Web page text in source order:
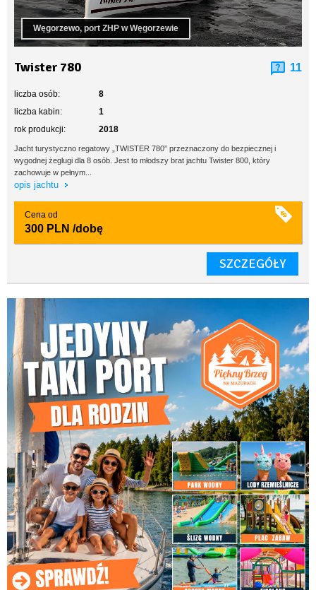
Węgorzewo, port ZHP w Węgorzewie
Twister 780 11
liczba osób:
8
liczba kabin:
1
rok produkcji:
2018
Jacht turystyczno regatowy „TWISTER 780” przeznaczony do bezpiecznej i
wygodnej żeglugi dla 8 osób. Jest to młodszy brat jachtu Twister 800, który
zachowuje w pełnym...
opis jachtu
Cena od
300 PLN /dobę
SZCZEGÓŁY